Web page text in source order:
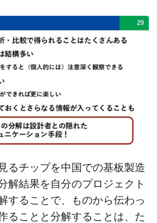
るチップを中国での基板製造
解結果を自分のプロジェクト
することで、ものから伝わっ
ることと分解することは、た